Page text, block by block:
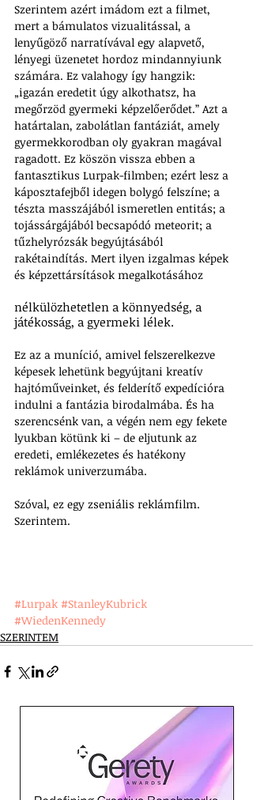
Szerintem azért imádom ezt a filmet,
mert a bámulatos vizualitással, a
lenyűgöző narratívával egy alapvető,
lényegi üzenetet hordoz mindannyiunk
számára. Ez valahogy így hangzik:
„igazán eredetit úgy alkothatsz, ha
megőrzöd gyermeki képzelőerődet.” Azt a
határtalan, zabolátlan fantáziát, amely
gyermekkorodban oly gyakran magával
ragadott. Ez köszön vissza ebben a
fantasztikus Lurpak-filmben; ezért lesz a
káposztafejből idegen bolygó felszíne; a
tészta masszájából ismeretlen entitás; a
tojássárgájából becsapódó meteorit; a
tűzhelyrózsák begyújtásából
rakétaindítás. Mert ilyen izgalmas képek
és képzettársítások megalkotásához
nélkülözhetetlen a könnyedség, a
játékosság, a gyermeki lélek.
Ez az a muníció, amivel felszerelkezve
képesek lehetünk begyújtani kreatív
hajtóműveinket, és felderítő expedícióra
indulni a fantázia birodalmába. És ha
szerencsénk van, a végén nem egy fekete
lyukban kötünk ki – de eljutunk az
eredeti, emlékezetes és hatékony
reklámok univerzumába.
Szóval, ez egy zseniális reklámfilm.
Szerintem.
#Lurpak #StanleyKubrick
#WiedenKennedy
SZERINTEM